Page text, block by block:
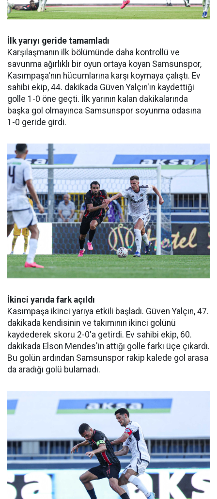
İlk yarıyı geride tamamladı
Karşılaşmanın ilk bölümünde daha kontrollü ve
savunma ağırlıklı bir oyun ortaya koyan Samsunspor,
Kasımpaşa'nın hücumlarına karşı koymaya çalıştı. Ev
sahibi ekip, 44. dakikada Güven Yalçın'ın kaydettiği
golle 1-0 öne geçti. İlk yarının kalan dakikalarında
başka gol olmayınca Samsunspor soyunma odasına
1-0 geride girdi.
İkinci yarıda fark açıldı
Kasımpaşa ikinci yarıya etkili başladı. Güven Yalçın, 47.
dakikada kendisinin ve takımının ikinci golünü
kaydederek skoru 2-0'a getirdi. Ev sahibi ekip, 60.
dakikada Elson Mendes'in attığı golle farkı üçe çıkardı.
Bu golün ardından Samsunspor rakip kalede gol arasa
da aradığı golü bulamadı.